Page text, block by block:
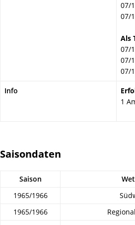
07/
07/
Als
07/
07/
07/
Info
1
Saisondaten
Saison
1965/1966
1965/1966